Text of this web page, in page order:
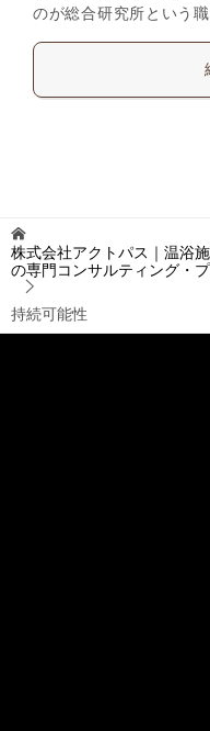
のが総合研究所という職
株式会社アクトパス｜温浴
の専門コンサルティング・
持続可能性